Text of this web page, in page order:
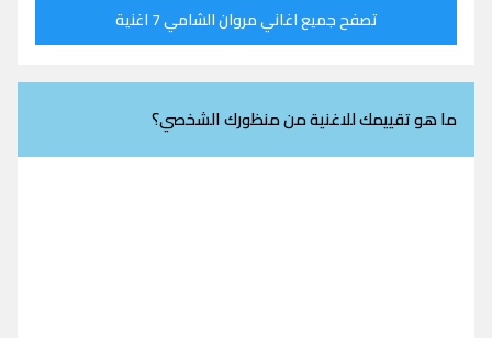
تصفح جميع اغاني مروان الشامي 7 اغنية
ما هو تقييمك للاغنية من منظورك الشخصي؟